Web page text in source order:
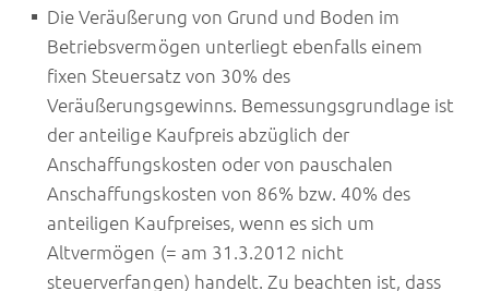
Die Veräußerung von Grund und Boden im
Betriebsvermögen unterliegt ebenfalls einem
fixen Steuersatz von 30% des
Veräußerungsgewinns. Bemessungsgrundlage ist
der anteilige Kaufpreis abzüglich der
Anschaffungskosten oder von pauschalen
Anschaffungskosten von 86% bzw. 40% des
anteiligen Kaufpreises, wenn es sich um
Altvermögen (= am 31.3.2012 nicht
steuerverfangen) handelt. Zu beachten ist, dass